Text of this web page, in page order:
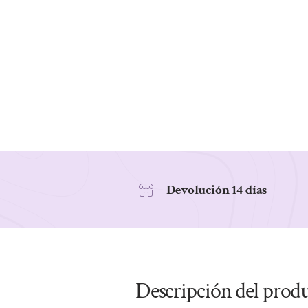
Devolución 14 días
Descripción del